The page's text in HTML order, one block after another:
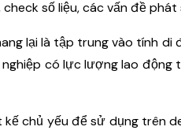
số liệu, các vấn đề phát
lại là tập trung vào tính
có lực lượng lao động
chủ yếu để sử dụng trên